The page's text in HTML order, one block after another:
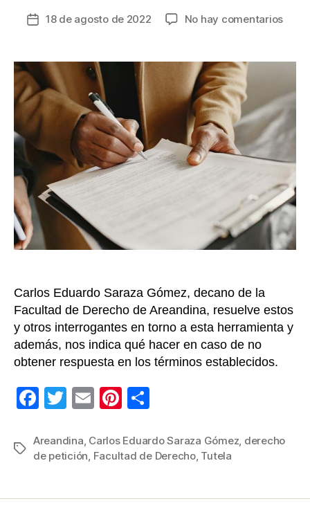
Fecha
entrada
18 de agosto de 2022 No hay comentariosen
habla
de
pero
saber
para
qué
sirve
y
Carlos Eduardo Saraza Gómez, decano de la
Facultad de Derecho de Areandina, resuelve estos
y otros interrogantes en torno a esta herramienta y
además, nos indica qué hacer en caso de no
obtener respuesta en los términos establecidos.
F
c
e
T
tt
er
E
ail
Pi
er
e
m
p
Etiquetas
Areandina, Carlos Eduardo Saraza Gómez, derecho
de petición, Facultad de Derecho, Tutela